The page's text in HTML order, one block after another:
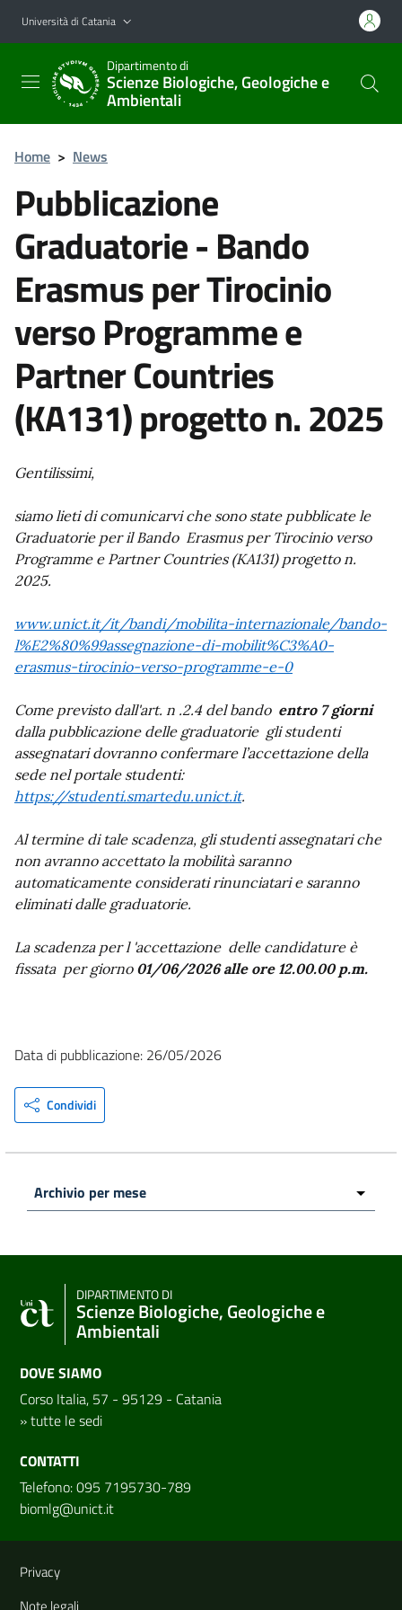
Vai al contenuto principale
Vai al menu di navigazione
Università di Catania
Dipartimento di
Scienze Biologiche, Geologiche e
Ambientali
Home > News
Pubblicazione
Graduatorie - Bando
Erasmus per Tirocinio
verso Programme e
Partner Countries
(KA131) progetto n. 2025
Gentilissimi,
siamo lieti di comunicarvi che sono state pubblicate le
Graduatorie per il Bando Erasmus per Tirocinio verso
Programme e Partner Countries (KA131) progetto n.
2025.
www.unict.it/it/bandi/mobilita-internazionale/bando-
l%E2%80%99assegnazione-di-mobilit%C3%A0-
erasmus-tirocinio-verso-programme-e-0
Come previsto dall'art. n .2.4 del bando entro 7 giorni
dalla pubblicazione delle graduatorie gli studenti
assegnatari dovranno confermare l’accettazione della
sede nel portale studenti:
https://studenti.smartedu.unict.it.
Al termine di tale scadenza, gli studenti assegnatari che
non avranno accettato la mobilità saranno
automaticamente considerati rinunciatari e saranno
eliminati dalle graduatorie.
La scadenza per l 'accettazione delle candidature è
fissata per giorno 01/06/2026 alle ore 12.00.00 p.m.
Data di pubblicazione: 26/05/2026
Condividi
DIPARTIMENTO DI
Scienze Biologiche, Geologiche e
Ambientali
DOVE SIAMO
Corso Italia, 57 - 95129 - Catania
»tutte le sedi
CONTATTI
Telefono: 095 7195730-789
biomlg@unict.it
Link e informazioni utili
Privacy
Note legali